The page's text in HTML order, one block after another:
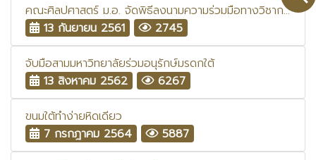
คณะศิลปศาสตร์ ม.อ. จัดพิธีลงนามความร่วมมือทางวิชาการด้านการพัฒนาแหล่งเรียนรู้ทางวิชาการและการวิจัยด้านวัฒนธรรมท้องถิ่นภาคใต้และคาบสมุทรมลายู มุ่งผลักดันให้เกิดการพัฒนาคุณค่าด้านวัฒนธรรมสู่การเพิ่มมูลค่าบนพื้นฐานแนวคิด “เพื่อความมั่นคง มั่งคั่ง และยั่งยืน”
13 กันยายน 2561
2745
จับมือสามมหาวิทยาลัยร่วมอนุรักษ์มรดกใต้
13 สิงหาคม 2562
6267
ขนมใต้ทำง่ายหิดเดียว
7 กรกฎาคม 2564
5887